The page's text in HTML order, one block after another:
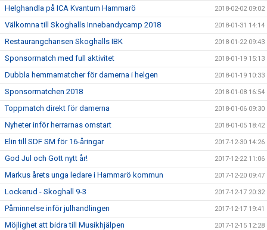
Helghandla på ICA Kvantum Hammarö 2018-02-02 09:02
Välkomna till Skoghalls Innebandycamp 2018 2018-01-31 14:14
Restaurangchansen Skoghalls IBK 2018-01-22 09:43
Sponsormatch med full aktivitet 2018-01-19 15:13
Dubbla hemmamatcher för damerna i helgen 2018-01-19 10:33
Sponsormatchen 2018 2018-01-08 16:54
Toppmatch direkt för damerna 2018-01-06 09:30
Nyheter inför herrarnas omstart 2018-01-05 18:42
Elin till SDF SM för 16-åringar 2017-12-30 14:26
God Jul och Gott nytt år! 2017-12-22 11:06
Markus årets unga ledare i Hammarö kommun 2017-12-20 09:47
Lockerud - Skoghall 9-3 2017-12-17 20:32
Påminnelse inför julhandlingen 2017-12-17 19:41
Möjlighet att bidra till Musikhjälpen 2017-12-15 12:28